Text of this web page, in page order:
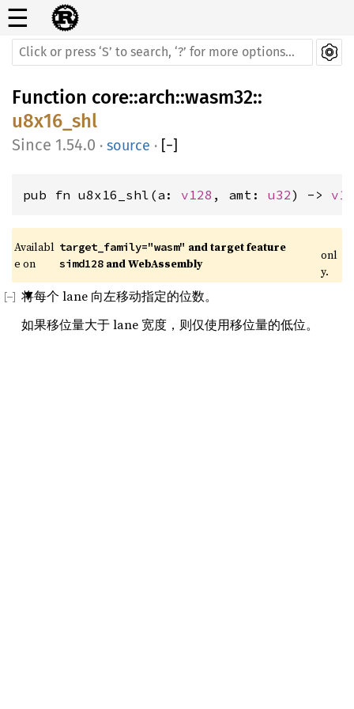
☰
Function core::arch::wasm32::
u8x16_shl
1.54.0 · source · [−]
pub fn u8x16_shl(a: v128 , amt: u32) ->
Availabl
e on
target_family="wasm" and target feature
simd128 and WebAssembly
onl
y.
将每个 lane 向左移动指定的位数。
如果移位量大于 lane 宽度，则仅使用移位量的低位。